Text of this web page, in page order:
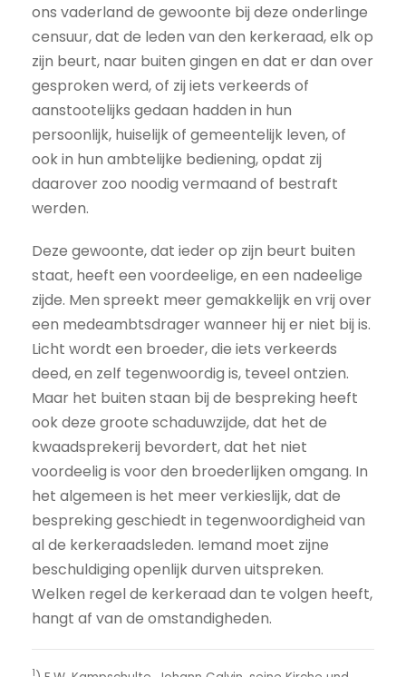
ons vaderland de gewoonte bij deze onderlinge
censuur, dat de leden van den kerkeraad, elk op
zijn beurt, naar buiten gingen en dat er dan over
gesproken werd, of zij iets verkeerds of
aanstootelijks gedaan hadden in hun
persoonlijk, huiselijk of gemeentelijk leven, of
ook in hun ambtelijke bediening, opdat zij
daarover zoo noodig vermaand of bestraft
werden.
Deze gewoonte, dat ieder op zijn beurt buiten
staat, heeft een voordeelige, en een nadeelige
zijde. Men spreekt meer gemakkelijk en vrij over
een medeambtsdrager wanneer hij er niet bij is.
Licht wordt een broeder, die iets verkeerds
deed, en zelf tegenwoordig is, teveel ontzien.
Maar het buiten staan bij de bespreking heeft
ook deze groote schaduwzijde, dat het de
kwaadsprekerij bevordert, dat het niet
voordeelig is voor den broederlijken omgang. In
het algemeen is het meer verkieslijk, dat de
bespreking geschiedt in tegenwoordigheid van
al de kerkeraadsleden. Iemand moet zijne
beschuldiging openlijk durven uitspreken.
Welken regel de kerkeraad dan te volgen heeft,
hangt af van de omstandigheden.
1